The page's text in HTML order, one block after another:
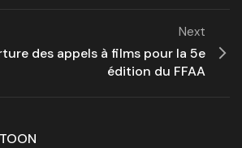
Next
des appels à films pour la 5e
édition du FFAA